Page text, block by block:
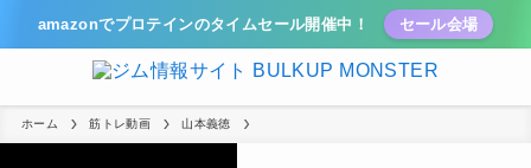
amazonでプロテインのタイムセール開催中！ セール会場
ホーム 筋トレ動画 山本義徳